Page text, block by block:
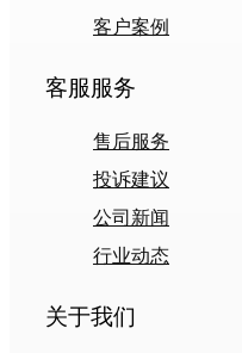
客户案例
客服服务
售后服务
投诉建议
公司新闻
行业动态
关于我们